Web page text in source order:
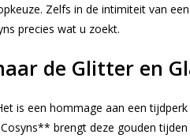
Zelfs in de intimiteit van
precies wat u zoekt.
de Glitter en
is een hommage aan een
brengt deze gouden